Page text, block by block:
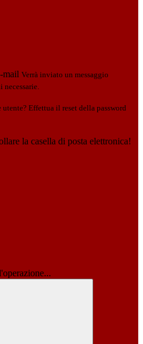
mail Verrà inviato un messaggio
Effettua il reset della password
la casella di posta elettronica!